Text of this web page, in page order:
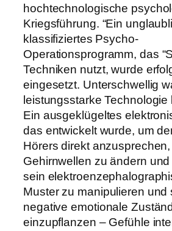
hochtechnologische
Kriegsführung. “Ein
klassifiziertes Psycho-
Operationsprogramm, das
Techniken nutzt, wurde
eingesetzt. Unterschwellig
leistungsstarke Technologie
Ein ausgeklügeltes
das entwickelt wurde, um
Hörers direkt
Gehirnwellen zu ändern
sein
Muster zu manipulieren und
negative emotionale
einzupflanzen – Gefühle